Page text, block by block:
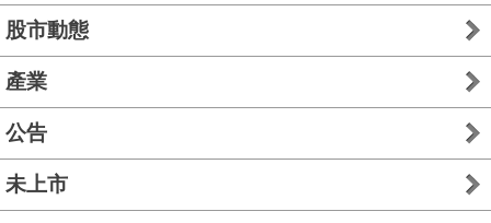
股市動態
產業
公告
未上市